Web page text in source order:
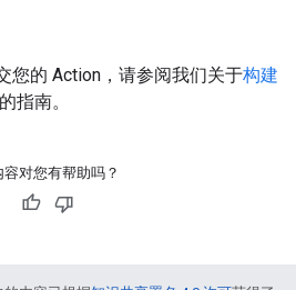
您的 Action，请参阅我们关于构建
的指南。
容对您有帮助吗？